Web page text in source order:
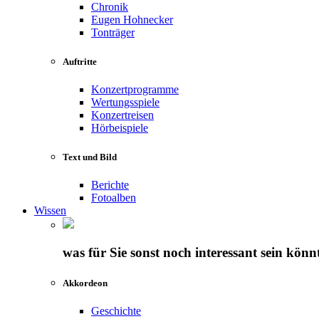
Chronik
Eugen Hohnecker
Tonträger
Auftritte
Konzertprogramme
Wertungsspiele
Konzertreisen
Hörbeispiele
Text und Bild
Berichte
Fotoalben
Wissen
was für Sie sonst noch interessant sein
Akkordeon
Geschichte